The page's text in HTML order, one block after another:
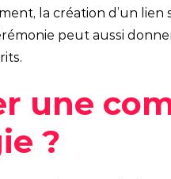
la création d’un lien
peut aussi
une
?